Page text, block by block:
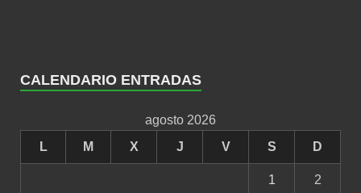
CALENDARIO ENTRADAS
agosto 2026
L
M X J V S D
1 2